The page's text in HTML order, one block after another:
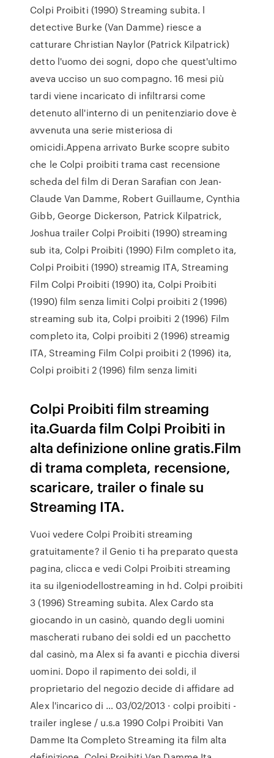
Colpi Proibiti (1990) Streaming subita. l
detective Burke (Van Damme) riesce a
catturare Christian Naylor (Patrick Kilpatrick)
detto l'uomo dei sogni, dopo che quest'ultimo
aveva ucciso un suo compagno. 16 mesi più
tardi viene incaricato di infiltrarsi come
detenuto all'interno di un penitenziario dove è
avvenuta una serie misteriosa di
omicidi.Appena arrivato Burke scopre subito
che le Colpi proibiti trama cast recensione
scheda del film di Deran Sarafian con Jean-
Claude Van Damme, Robert Guillaume, Cynthia
Gibb, George Dickerson, Patrick Kilpatrick,
Joshua trailer Colpi Proibiti (1990) streaming
sub ita, Colpi Proibiti (1990) Film completo ita,
Colpi Proibiti (1990) streamig ITA, Streaming
Film Colpi Proibiti (1990) ita, Colpi Proibiti
(1990) film senza limiti Colpi proibiti 2 (1996)
streaming sub ita, Colpi proibiti 2 (1996) Film
completo ita, Colpi proibiti 2 (1996) streamig
ITA, Streaming Film Colpi proibiti 2 (1996) ita,
Colpi proibiti 2 (1996) film senza limiti
Colpi Proibiti film streaming
ita.Guarda film Colpi Proibiti in
alta definizione online gratis.Film
di trama completa, recensione,
scaricare, trailer o finale su
Streaming ITA.
Vuoi vedere Colpi Proibiti streaming
gratuitamente? il Genio ti ha preparato questa
pagina, clicca e vedi Colpi Proibiti streaming
ita su ilgeniodellostreaming in hd. Colpi proibiti
3 (1996) Streaming subita. Alex Cardo sta
giocando in un casinò, quando degli uomini
mascherati rubano dei soldi ed un pacchetto
dal casinò, ma Alex si fa avanti e picchia diversi
uomini. Dopo il rapimento dei soldi, il
proprietario del negozio decide di affidare ad
Alex l'incarico di … 03/02/2013 · colpi proibiti -
trailer inglese / u.s.a 1990 Colpi Proibiti Van
Damme Ita Completo Streaming ita film alta